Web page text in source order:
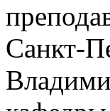
Санкт-